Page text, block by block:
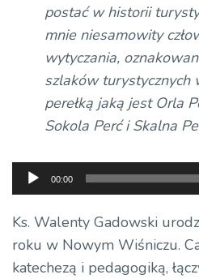
postać w historii
mnie niesamowity
wytyczania,
szlaków turystycznych
perełką jaką jest Orla
Sokola Perć i Skalna
Odtwarzacz
plików
dźwiękowych
00:00
Ks. Walenty Gadowski
roku w Nowym Wiśniczu.
katechezą i pedagogiką,